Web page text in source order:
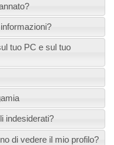
tuo PC e sul tuo
indesiderati?
di vedere il mio profilo?